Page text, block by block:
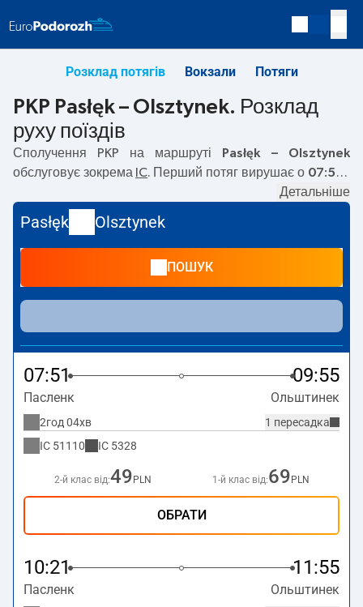
Розклад потягів Вокзали Потяги
PKP Pasłęk – Olsztynek. Розклад
руху поїздів
Сполучення PKP на маршруті
Pasłęk – Olsztynek
обслуговує зокрема IC . Перший потяг вирушає о 07:51з
о 12:58. На маршруті
інші потяги:
— пропонують нижчу ціну квитка і зазвичай
довший час подорожі. Потяг завершує маршрут на
Детальніше
Pasłęk Olsztynek
ПОШУК
07:51 09:55
Пасленк Ольштинек
1 пересадка
2год 04хв
IC 51110 IC 5328
2-й клас від:49 PLN 1-й клас від:69 PLN
ОБРАТИ
10:21 11:55
Пасленк Ольштинек